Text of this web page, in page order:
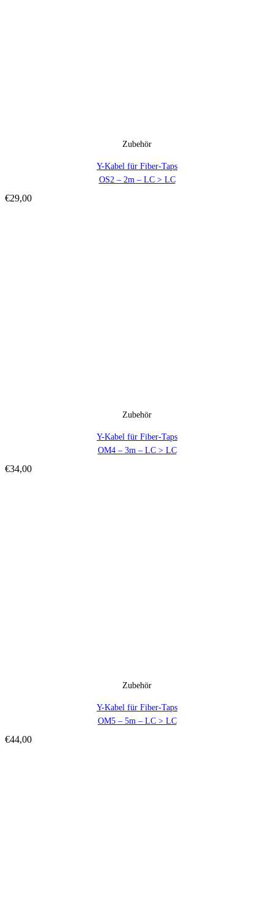
Zubehör
Y-Kabel für Fiber-Taps
OS2 – 2m – LC > LC
€29,00
Zubehör
Y-Kabel für Fiber-Taps
OM4 – 3m – LC > LC
€34,00
Zubehör
Y-Kabel für Fiber-Taps
OM5 – 5m – LC > LC
€44,00